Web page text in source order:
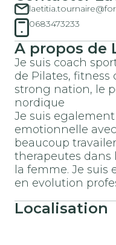
0683473233
A propos de
Je suis coach
de Pilates, fitness
strong nation, le
nordique
Je suis
emotionnelle
beaucoup
therapeutes dans
la femme. Je
en evolution
Localisation